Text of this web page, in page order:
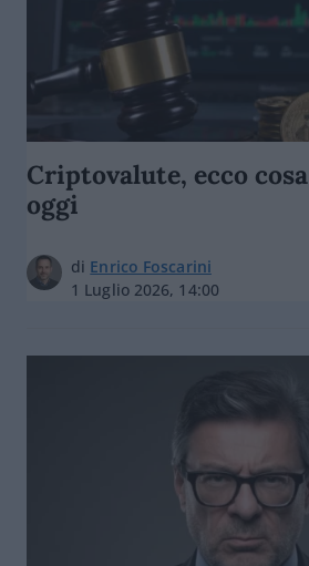
Criptovalute, ecco
oggi
di Enrico Foscarini
1 Luglio 2026, 14:00